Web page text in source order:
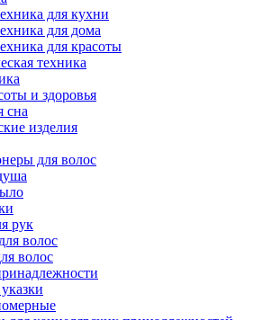
для кухни
для дома
для красоты
техника
и здоровья
сна
изделия
для волос
рук
волос
волос